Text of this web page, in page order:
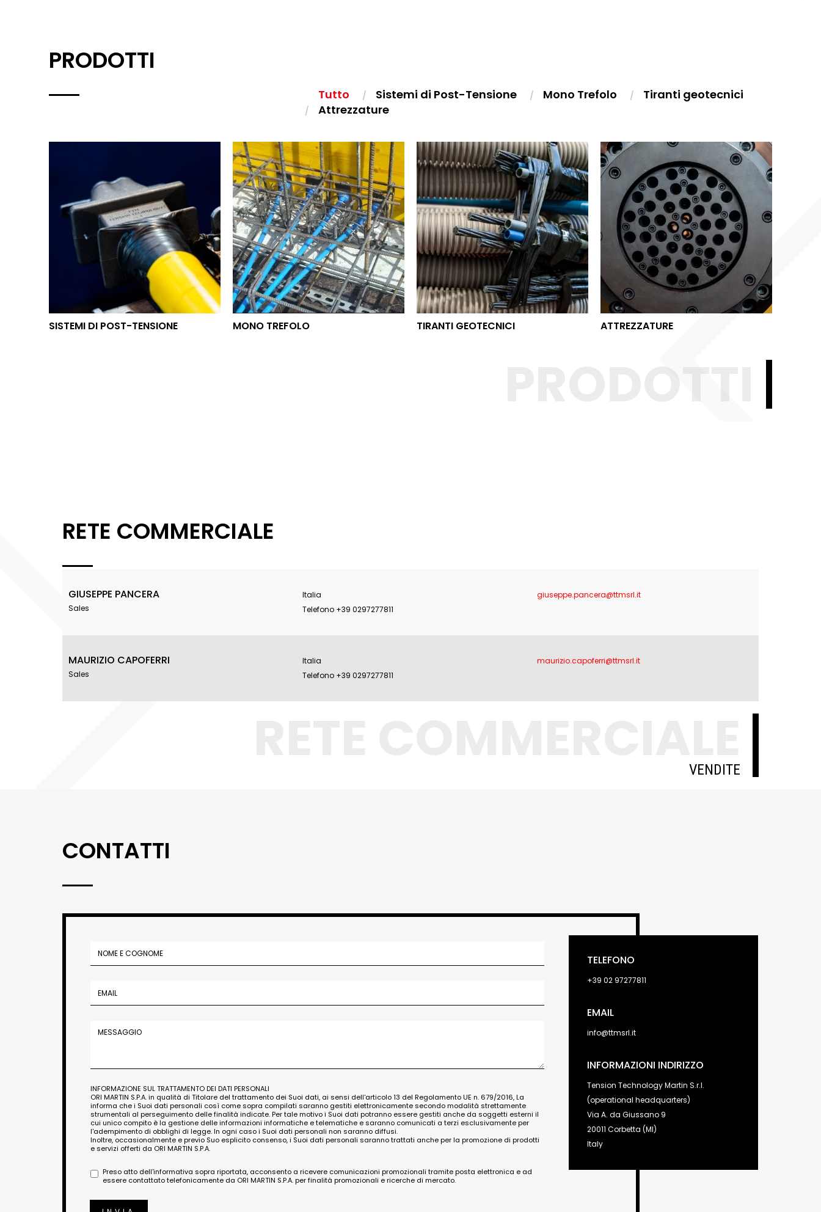
PRODOTTI
Tutto Sistemi di Post-Tensione Mono Trefolo
Tiranti geotecnici
Attrezzature
SISTEMI DI POST-TENSIONE
MONO TREFOLO
MONO TREFOLO
TIRANTI GEOTECNICI
TIRANTI GEOTECNICI
ATTREZZATURE
ATTREZZATURE
RETE COMMERCIALE
GIUSEPPE PANCERA
Sales
Italia
Telefono +39 0297277811
giuseppe.pancera@ttmsrl.it
MAURIZIO CAPOFERRI
Sales
Italia
Telefono +39 0297277811
maurizio.capoferri@ttmsrl.it
VENDITE
CONTATTI
INFORMAZIONE SUL TRATTAMENTO DEI DATI PERSONALI
ORI MARTIN S.P.A. in qualità di Titolare del trattamento dei Suoi dati, ai sensi dell'articolo 13 del Regolamento UE n. 679/2016, La
informa che i Suoi dati personali così come sopra compilati saranno gestiti elettronicamente secondo modalità strettamente
strumentali al perseguimento delle finalità indicate. Per tale motivo i Suoi dati potranno essere gestiti anche da soggetti esterni il
cui unico compito è la gestione delle informazioni informatiche e telematiche e saranno comunicati a terzi esclusivamente per
l'adempimento di obblighi di legge. In ogni caso i Suoi dati personali non saranno diffusi.
Inoltre, occasionalmente e previo Suo esplicito consenso, i Suoi dati personali saranno trattati anche per la promozione di prodotti
e servizi offerti da ORI MARTIN S.P.A.
Preso atto dell'informativa sopra riportata, acconsento a ricevere comunicazioni promozionali tramite posta elettronica e ad
essere contattato telefonicamente da ORI MARTIN S.P.A. per finalità promozionali e ricerche di mercato.
TELEFONO
+39 02 97277811
EMAIL
info@ttmsrl.it
INFORMAZIONI INDIRIZZO
Tension Technology Martin S.r.l.
(operational headquarters)
Via A. da Giussano 9
20011 Corbetta (MI)
Italy